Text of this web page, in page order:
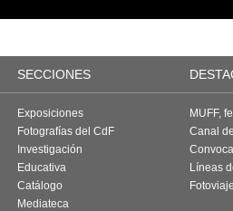
SECCIONES
Exposiciones
Fotografías del CdF
Investigación
Educativa
Catálogo
Mediateca
MUFF,
Canal
Líneas